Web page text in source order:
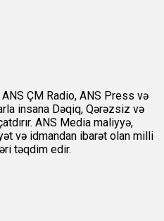
ÇM Radio, ANS Press və
insana Dəqiq, Qərəzsiz və
ANS Media maliyyə,
və idmandan ibarət olan milli
təqdim edir.